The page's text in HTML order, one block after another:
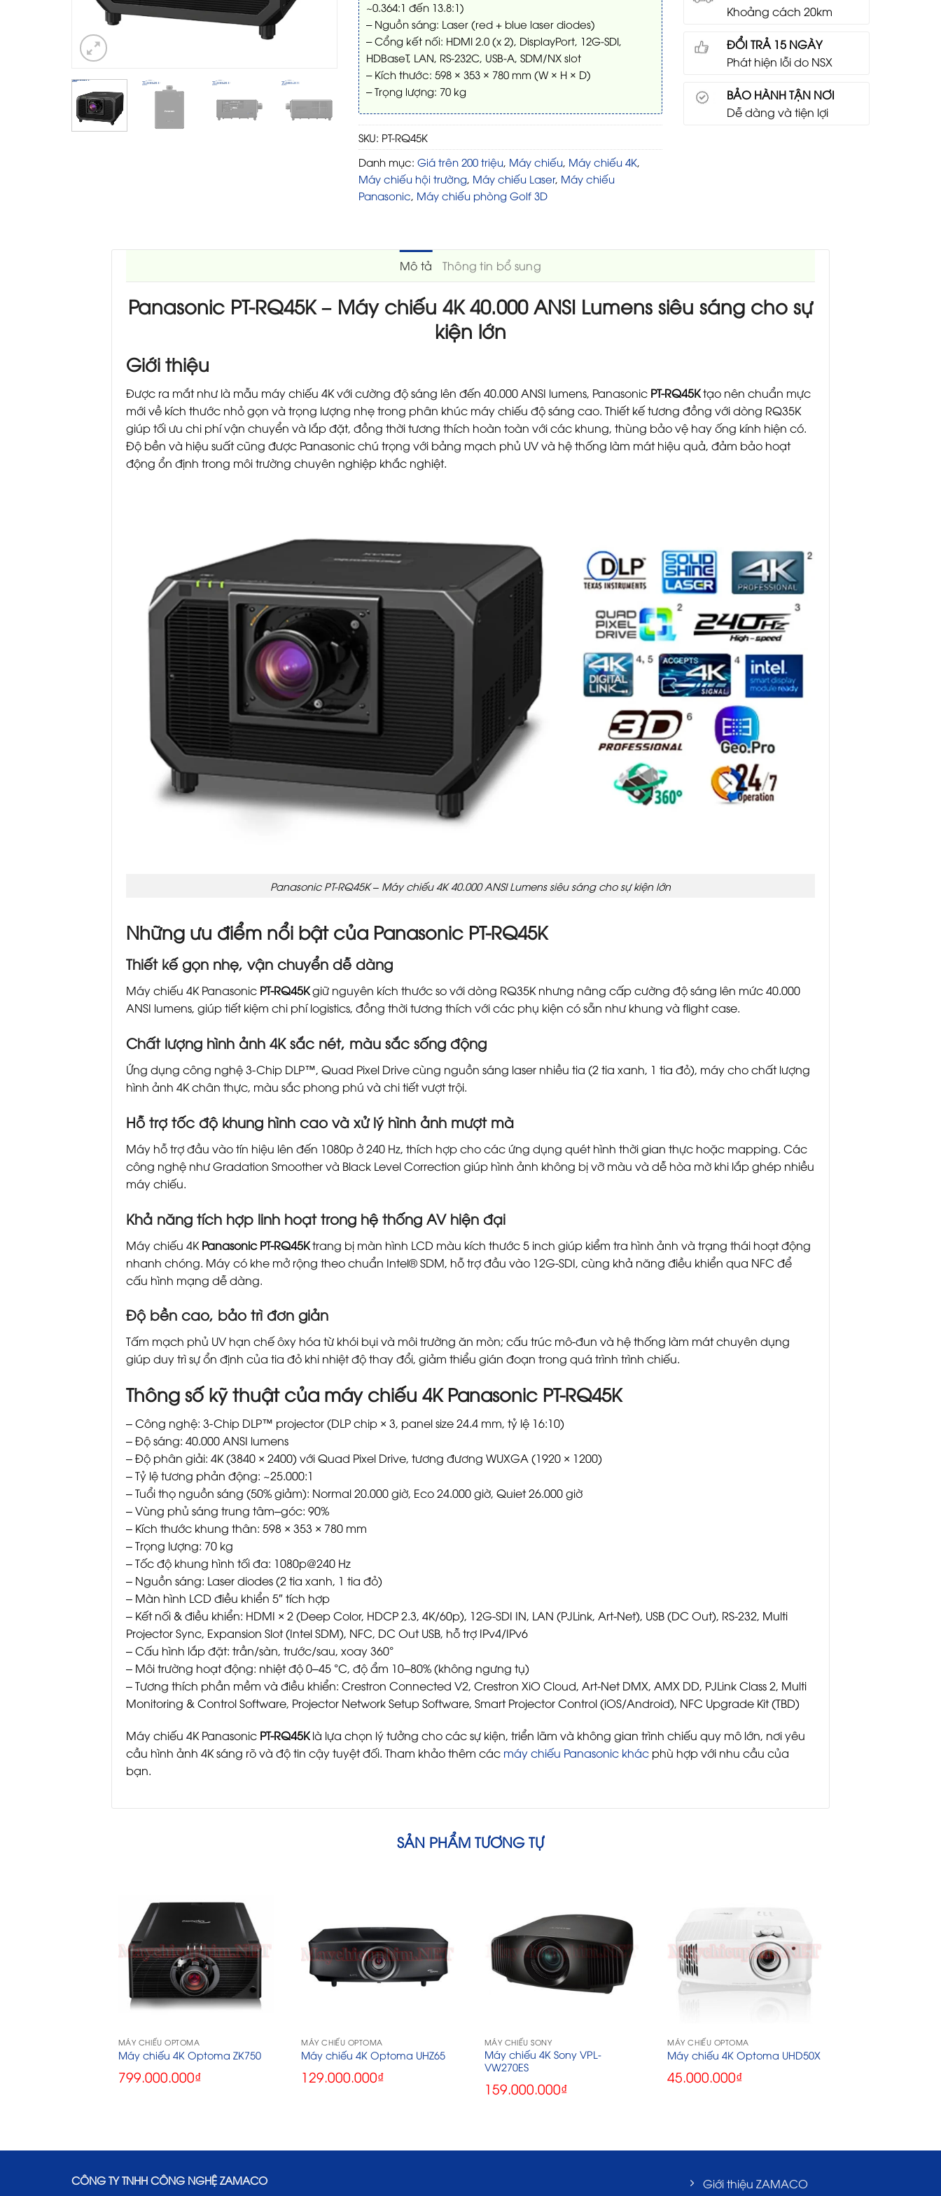
~0.364:1 đến 13.8:1)
– Nguồn sáng: Laser (red + blue laser diodes)
– Cổng kết nối: HDMI 2.0 (x 2), DisplayPort, 12G-SDI,
HDBaseT, LAN, RS-232C, USB-A, SDM/NX slot
– Kích thước: 598 × 353 × 780 mm (W × H × D)
– Trọng lượng: 70 kg
SKU: PT-RQ45K
Danh mục: Giá trên 200 triệu, Máy chiếu, Máy chiếu 4K,
Máy chiếu hội trường, Máy chiếu Laser, Máy chiếu
Panasonic, Máy chiếu phòng Golf 3D
Khoảng cách 20km
ĐỔI TRẢ 15 NGÀY
Phát hiện lỗi do NSX
BẢO HÀNH TẬN NƠI
Dễ dàng và tiện lợi
Mô tả Thông tin bổ sung
Panasonic PT-RQ45K – Máy chiếu 4K 40.000 ANSI Lumens siêu sáng cho sự
kiện lớn
Giới thiệu
Được ra mắt như là mẫu máy chiếu 4K với cường độ sáng lên đến 40.000 ANSI lumens, Panasonic PT-RQ45Ktạo nên chuẩn mực
mới về kích thước nhỏ gọn và trọng lượng nhẹ trong phân khúc máy chiếu độ sáng cao. Thiết kế tương đồng với dòng RQ35K
giúp tối ưu chi phí vận chuyển và lắp đặt, đồng thời tương thích hoàn toàn với các khung, thùng bảo vệ hay ống kính hiện có.
Độ bền và hiệu suất cũng được Panasonic chú trọng với bảng mạch phủ UV và hệ thống làm mát hiệu quả, đảm bảo hoạt
động ổn định trong môi trường chuyên nghiệp khắc nghiệt.
Panasonic PT-RQ45K – Máy chiếu 4K 40.000 ANSI Lumens siêu sáng cho sự kiện lớn
Những ưu điểm nổi bật của Panasonic PT-RQ45K
Thiết kế gọn nhẹ, vận chuyển dễ dàng
Máy chiếu 4K Panasonic PT-RQ45Kgiữ nguyên kích thước so với dòng RQ35K nhưng nâng cấp cường độ sáng lên mức 40.000
ANSI lumens, giúp tiết kiệm chi phí logistics, đồng thời tương thích với các phụ kiện có sẵn như khung và flight case.
Chất lượng hình ảnh 4K sắc nét, màu sắc sống động
Ứng dụng công nghệ 3-Chip DLP™, Quad Pixel Drive cùng nguồn sáng laser nhiều tia (2 tia xanh, 1 tia đỏ), máy cho chất lượng
hình ảnh 4K chân thực, màu sắc phong phú và chi tiết vượt trội.
Hỗ trợ tốc độ khung hình cao và xử lý hình ảnh mượt mà
Máy hỗ trợ đầu vào tín hiệu lên đến 1080p ở 240 Hz, thích hợp cho các ứng dụng quét hình thời gian thực hoặc mapping. Các
công nghệ như Gradation Smoother và Black Level Correction giúp hình ảnh không bị vỡ màu và dễ hòa mờ khi lắp ghép nhiều
máy chiếu.
Khả năng tích hợp linh hoạt trong hệ thống AV hiện đại
Máy chiếu 4KPanasonic PT-RQ45Ktrang bị màn hình LCD màu kích thước 5 inch giúp kiểm tra hình ảnh và trạng thái hoạt động
nhanh chóng. Máy có khe mở rộng theo chuẩn Intel® SDM, hỗ trợ đầu vào 12G-SDI, cùng khả năng điều khiển qua NFC để
cấu hình mạng dễ dàng.
Độ bền cao, bảo trì đơn giản
Tấm mạch phủ UV hạn chế ôxy hóa từ khói bụi và môi trường ăn mòn; cấu trúc mô-đun và hệ thống làm mát chuyên dụng
giúp duy trì sự ổn định của tia đỏ khi nhiệt độ thay đổi, giảm thiểu gián đoạn trong quá trình trình chiếu.
Thông số kỹ thuật của máy chiếu 4K Panasonic PT-RQ45K
– Công nghệ: 3-Chip DLP™ projector (DLP chip × 3, panel size 24.4 mm, tỷ lệ 16:10)
– Độ sáng: 40.000 ANSI lumens
– Độ phân giải: 4K (3840 × 2400) với Quad Pixel Drive, tương đương WUXGA (1920 × 1200)
– Tỷ lệ tương phản động: ~25.000:1
– Tuổi thọ nguồn sáng (50% giảm): Normal 20.000 giờ, Eco 24.000 giờ, Quiet 26.000 giờ
– Vùng phủ sáng trung tâm–góc: 90%
– Kích thước khung thân: 598 × 353 × 780 mm
– Trọng lượng: 70 kg
– Tốc độ khung hình tối đa: 1080p@240 Hz
– Nguồn sáng: Laser diodes (2 tia xanh, 1 tia đỏ)
– Màn hình LCD điều khiển 5″ tích hợp
– Kết nối & điều khiển: HDMI × 2 (Deep Color, HDCP 2.3, 4K/60p), 12G-SDI IN, LAN (PJLink, Art-Net), USB (DC Out), RS-232, Multi
Projector Sync, Expansion Slot (Intel SDM), NFC, DC Out USB, hỗ trợ IPv4/IPv6
– Cấu hình lắp đặt: trần/sàn, trước/sau, xoay 360°
– Môi trường hoạt động: nhiệt độ 0–45 °C, độ ẩm 10–80% (không ngưng tụ)
– Tương thích phần mềm và điều khiển: Crestron Connected V2, Crestron XiO Cloud, Art-Net DMX, AMX DD, PJLink Class 2, Multi
Monitoring & Control Software, Projector Network Setup Software, Smart Projector Control (iOS/Android), NFC Upgrade Kit (TBD)
Máy chiếu 4K Panasonic PT-RQ45Klà lựa chọn lý tưởng cho các sự kiện, triển lãm và không gian trình chiếu quy mô lớn, nơi yêu
cầu hình ảnh 4K sáng rõ và độ tin cậy tuyệt đối. Tham khảo thêm các máy chiếu Panasonic khác phù hợp với nhu cầu của
bạn.
SẢN PHẨM TƯƠNG TỰ
MÁY CHIẾU OPTOMA
Máy chiếu 4K Optoma ZK750
799.000.000₫
MÁY CHIẾU OPTOMA
Máy chiếu 4K Optoma UHZ65
129.000.000₫
MÁY CHIẾU SONY
Máy chiếu 4K Sony VPL-
VW270ES
159.000.000₫
MÁY CHIẾU OPTOMA
Máy chiếu 4K Optoma UHD50X
45.000.000₫
CÔNG TY TNHH CÔNG NGHỆ ZAMACO Giới thiệu ZAMACO